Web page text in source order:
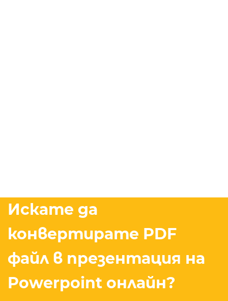
Искате да
конвертирате PDF
файл в презентация на
Powerpoint онлайн?